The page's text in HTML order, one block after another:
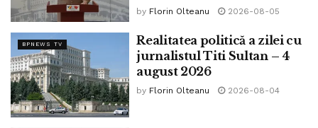
by Florin Olteanu 2026-08-05
BPNEWS TV
Realitatea politică a zilei cu
jurnalistul Titi Sultan – 4
august 2026
by Florin Olteanu 2026-08-04